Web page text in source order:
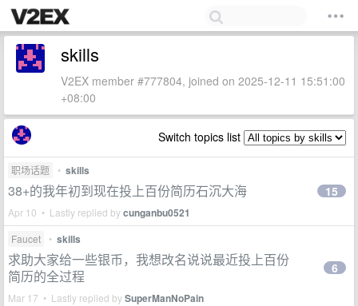
skills
V2EX member #777804, joined on 2025-12-11 15:51:00
+08:00
Switch topics list
职场话题 • skills
38+的我年初到现在投上百份简历石沉大海
Apr 10 • Lastly replied bycunganbu0521
15
Faucet • skills
求助大家给一些银币，我想改名说说最近投上百份
简历的全过程
Mar 17 • Lastly replied bySuperManNoPain
6